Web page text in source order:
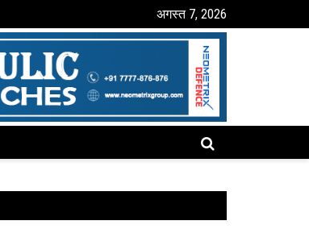
अगस्त 7, 2026